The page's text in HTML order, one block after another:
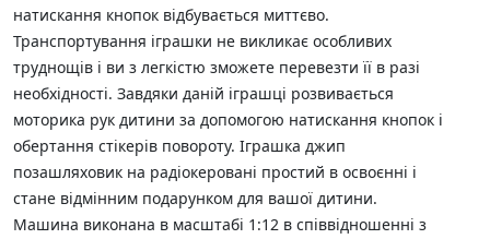
натискання кнопок відбувається миттєво.
Транспортування іграшки не викликає особливих
труднощів і ви з легкістю зможете перевезти її в разі
необхідності. Завдяки даній іграшці розвивається
моторика рук дитини за допомогою натискання кнопок і
обертання стікерів повороту. Іграшка джип
позашляховик на радіокеровані простий в освоєнні і
стане відмінним подарунком для вашої дитини.
Машина виконана в масштабі 1:12 в співвідношенні з